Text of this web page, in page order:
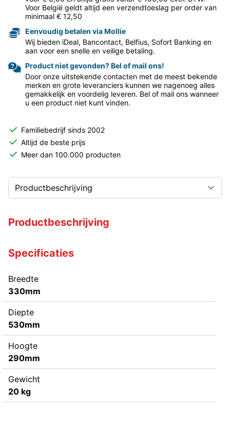
Voor België geldt altijd een verzendtoeslag per order van
minimaal € 12,50
Eenvoudig betalen via Mollie
Wij bieden iDeal, Bancontact, Belfius, Sofort Banking en
aan voor een snelle en veilige betaling.
Product niet gevonden? Bel of mail ons!
Door onze uitstekende contacten met de meest bekende
merken en grote leveranciers kunnen we nagenoeg alles
gemakkelijk en voordelig leveren. Bel of mail ons wanneer
u een product niet kunt vinden.
Familiebedrijf sinds 2002
Altijd de beste prijs
Meer dan 100.000 producten
Productbeschrijving
Specificaties
Breedte
330mm
Diepte
530mm
Hoogte
290mm
Gewicht
20 kg